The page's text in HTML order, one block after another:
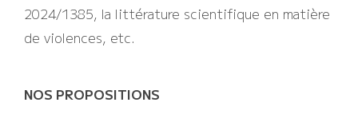
2024/1385, la littérature scientifique en matière
de violences, etc.
NOS PROPOSITIONS